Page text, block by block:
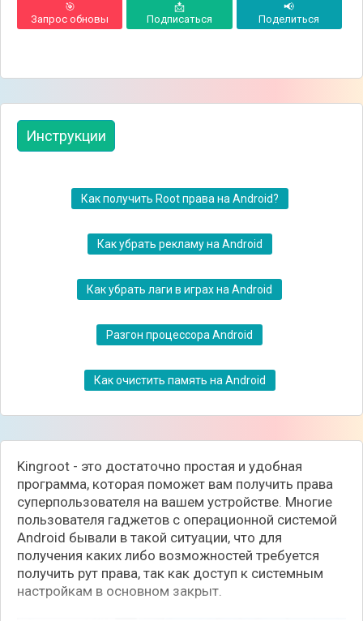
🎯
Запрос обновы
📩
Подписаться
📢
Поделиться
Инструкции
Как получить Root права на Android?
Как убрать рекламу на Android
Как убрать лаги в играх на Android
Разгон процессора Android
Как очистить память на Android
Kingroot - это достаточно простая и удобная
программа, которая поможет вам получить права
суперпользователя на вашем устройстве. Многие
пользователя гаджетов с операционной системой
Android бывали в такой ситуации, что для
получения каких либо возможностей требуется
получить рут права, так как доступ к системным
настройкам в основном закрыт.